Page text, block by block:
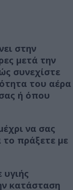
στην
μετά την
συνεχίστε
του αέρα
ή όπου
να σας
το πράξετε με
κατάσταση